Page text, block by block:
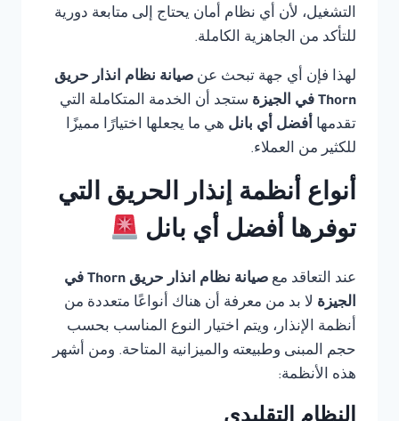
التشغيل، لأن أي نظام أمان يحتاج إلى متابعة دورية
للتأكد من الجاهزية الكاملة.
لهذا فإن أي جهة تبحث عن صيانة نظام انذار حريق
Thorn في الجيزة
ستجد أن الخدمة المتكاملة التي
تقدمها أفضل أي بانل هي ما يجعلها اختيارًا مميزًا
للكثير من العملاء.
أنواع أنظمة إنذار الحريق التي
توفرها أفضل أي بانل
عند التعاقد مع
صيانة نظام انذار حريق Thorn في
الجيزة لا بد من معرفة أن هناك أنواعًا متعددة من
أنظمة الإنذار، ويتم اختيار النوع المناسب بحسب
حجم المبنى وطبيعته والميزانية المتاحة. ومن أشهر
هذه الأنظمة: